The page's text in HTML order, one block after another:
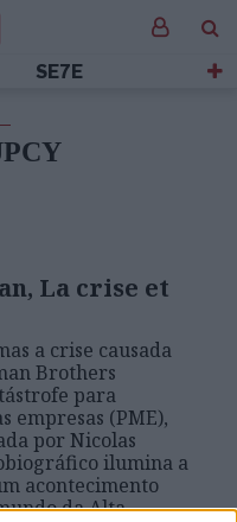
SE7E
La crise et
a crise causada
Brothers
para
empresas (PME),
por Nicolas
ilumina a
acontecimento
da Alta